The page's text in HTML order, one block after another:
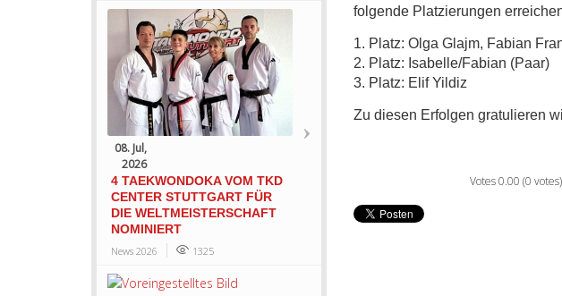
08. Jul,
2026
4 TAEKWONDOKA VOM TKD
CENTER STUTTGART FÜR
DIE WELTMEISTERSCHAFT
NOMINIERT
News 2026 1325
folgende Platzierungen
1. Platz: Olga Glajm, Fabian
2. Platz: Isabelle/Fabian (Paar)
3. Platz: Elif Yildiz
Zu diesen Erfolgen gratulieren
Votes 0.00 (0 votes)